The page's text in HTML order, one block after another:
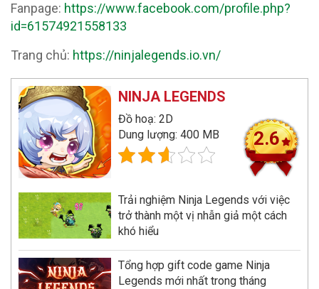
Fanpage: https://www.facebook.com/profile.php?
id=61574921558133
Trang chủ: https://ninjalegends.io.vn/
NINJA LEGENDS
Đồ hoạ: 2D
Dung lượng: 400 MB
2.6
Trải nghiệm Ninja Legends với việc
trở thành một vị nhẫn giả một cách
khó hiểu
Tổng hợp gift code game Ninja
Legends mới nhất trong tháng